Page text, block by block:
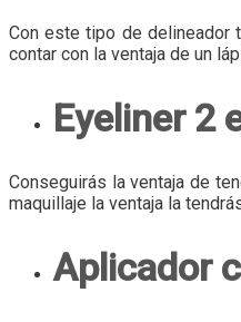
Con este tipo de delineador
contar con la ventaja de un
Eyeliner 2
Conseguirás la ventaja de
maquillaje la ventaja la
Aplicador